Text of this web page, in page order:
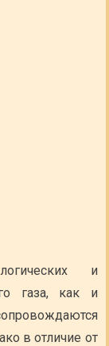
и
газа, как и
в отличие от